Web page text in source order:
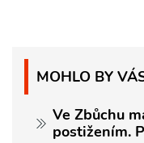
MOHLO BY
Ve Zbůchu
postižením.